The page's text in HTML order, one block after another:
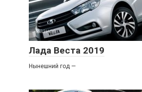
Разное
Лада Веста 2019
Нынешний год —